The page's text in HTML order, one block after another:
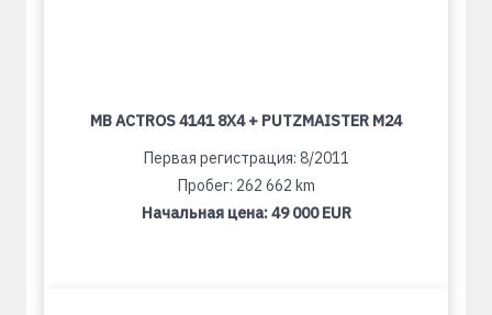
MB ACTROS 4141 8X4 + PUTZMAISTER M24
Первая регистрация: 8/2011
Пробег: 262 662 km
Начальная цена:49 000 EUR